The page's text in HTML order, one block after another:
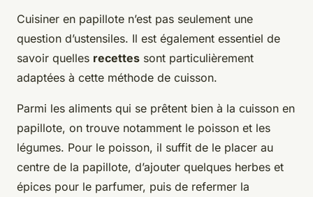
Cuisiner en papillote n’est pas seulement une
question d’ustensiles. Il est également essentiel de
savoir quelles recettes sont particulièrement
adaptées à cette méthode de cuisson.
Parmi les aliments qui se prêtent bien à la cuisson en
papillote, on trouve notamment le poisson et les
légumes. Pour le poisson, il suffit de le placer au
centre de la papillote, d’ajouter quelques herbes et
épices pour le parfumer, puis de refermer la